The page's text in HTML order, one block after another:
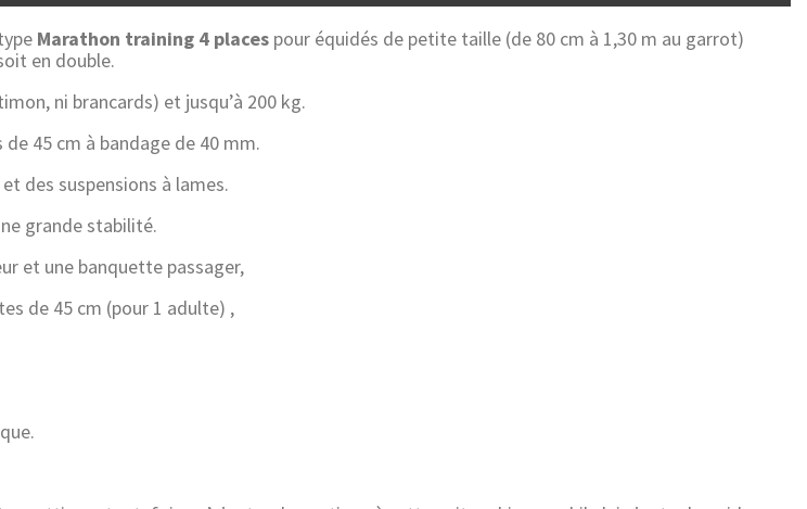
Marathon training 4 places pour équidés de petite taille (de 80 cm à 1,30 m au garrot)
en double.
ni brancards) et jusqu’à 200 kg.
45 cm à bandage de 40 mm.
des suspensions à lames.
grande stabilité.
une banquette passager,
de 45 cm (pour 1 adulte) ,